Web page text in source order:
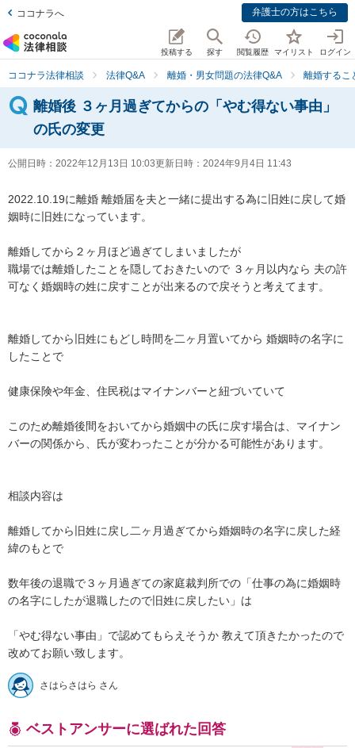
ココナラへ 弁護士の方はこちら
投稿する 探す 閲覧履歴 マイリスト ログイン
ココナラ法律相談 法律Q&A 離婚・男女問題の法律Q&A 離婚するこ
離婚後 ３ヶ月過ぎてからの「やむ得ない事由」
の氏の変更
公開日時： 2022年12月13日 10:03更新日時： 2024年9月4日 11:43
2022.10.19に離婚 離婚届を夫と一緒に提出する為に旧姓に戻して婚
姻時に旧姓になっています。
離婚してから２ヶ月ほど過ぎてしまいましたが
職場では離婚したことを隠しておきたいので ３ヶ月以内なら 夫の許
可なく婚姻時の姓に戻すことが出来るので戻そうと考えてます。
離婚してから旧姓にもどし時間を二ヶ月置いてから 婚姻時の名字に
したことで
健康保険や年金、住民税はマイナンバーと紐づいていて
このため離婚後間をおいてから婚姻中の氏に戻す場合は、マイナン
バーの関係から、氏が変わったことが分かる可能性があります。
相談内容は
離婚してから旧姓に戻し二ヶ月過ぎてから婚姻時の名字に戻した経
緯のもとで
数年後の退職で３ヶ月過ぎての家庭裁判所での「仕事の為に婚姻時
の名字にしたが退職したので旧姓に戻したい」は
「やむ得ない事由」で認めてもらえそうか 教えて頂きたかったので
改めてお願い致します。
さはらさはら さん
ベストアンサーに選ばれた回答